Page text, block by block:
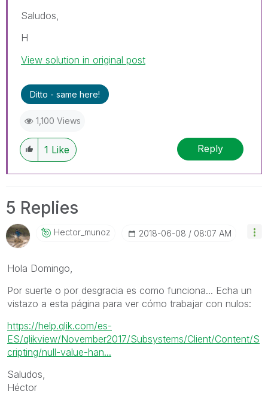
Saludos,
H
View solution in original post
Ditto - same here!
1,100 Views
1 Like Reply
5 Replies
Hector_munoz ‎2018-06-08 08:07 AM
Hola Domingo,
Por suerte o por desgracia es como funciona... Echa un
vistazo a esta página para ver cómo trabajar con nulos:
https://help.qlik.com/es-
ES/qlikview/November2017/Subsystems/Client/Content/S
cripting/null-value-han...
Saludos,
Héctor